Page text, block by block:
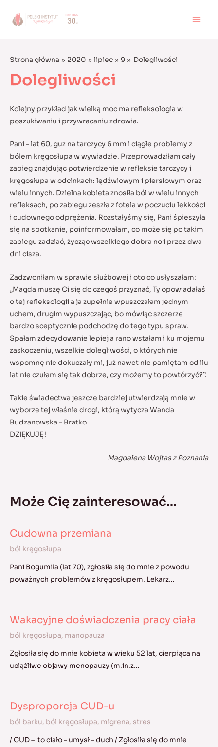
Strona główna 2020 lipiec 9 Dolegliwości
Dolegliwości
Kolejny przykład jak wielką moc ma refleksologia w
poszukiwaniu i przywracaniu zdrowia.
Pani – lat 60, guz na tarczycy 6 mm i ciągłe problemy z
bólem kręgosłupa w wywiadzie. Przeprowadziłam cały
zabieg znajdując potwierdzenie w refleksie tarczycy i
kręgosłupa w odcinkach: lędźwiowym i piersiowym oraz
wielu innych. Dzielna kobieta znosiła ból w wielu innych
refleksach, po zabiegu zeszła z fotela w poczuciu lekkości
i cudownego odprężenia. Rozstałyśmy się, Pani śpieszyła
się na spotkanie, poinformowałam, co może się po takim
zabiegu zadziać, życząc wszelkiego dobra no i przez dwa
dni cisza.
Zadzwoniłam w sprawie służbowej i oto co usłyszałam:
„Magda muszę Ci się do czegoś przyznać, Ty opowiadałaś
o tej refleksologii a ja zupełnie wpuszczałam jednym
uchem, drugim wypuszczając, bo mówiąc szczerze
bardzo sceptycznie podchodzę do tego typu spraw.
Spałam zdecydowanie lepiej a rano wstałam i ku mojemu
zaskoczeniu, wszelkie dolegliwości, o których nie
wspomnę nie dokuczały mi, już nawet nie pamiętam od ilu
lat nie czułam się tak dobrze, czy możemy to powtórzyć?”.
Takie świadectwa jeszcze bardziej utwierdzają mnie w
wyborze tej właśnie drogi, którą wytycza Wanda
Budzanowska – Bratko.
DZIĘKUJĘ !
Magdalena Wojtas z Poznania
Może Cię zainteresować...
Cudowna przemiana
ból kręgosłupa
Pani Bogumiła (lat 70), zgłosiła się do mnie z powodu
poważnych problemów z kręgosłupem. Lekarz…
Wakacyjne doświadczenia pracy ciała
ból kręgosłupa, manopauza
Zgłosiła się do mnie kobieta w wieku 52 lat, cierpiąca na
uciążliwe objawy menopauzy (m.in.z…
Dysproporcja CUD-u
ból barku, ból kręgosłupa, migrena, stres
/ CUD – to ciało – umysł – duch / Zgłosiła się do mnie